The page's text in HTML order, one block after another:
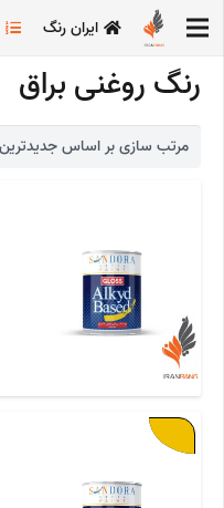
ایران رنگ
رنگ روغنی براق